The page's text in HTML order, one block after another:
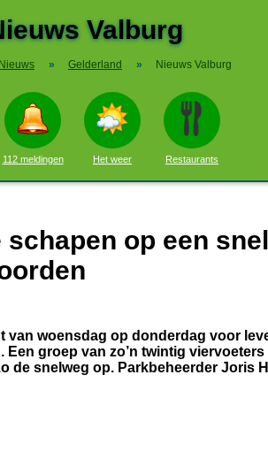
Valburg
Nieuws » Gelderland » Nieuws Valburg
112 meldingen Het weer Restaurants
op een
van woensdag op donderdag voor
groep van zo’n twintig
de snelweg op. Parkbeheerder Joris